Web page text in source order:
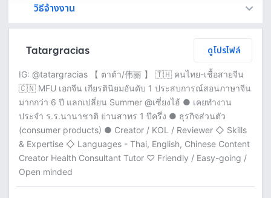
วิธีจ้างงาน
Tatargracias ดูโปรไฟล์
IG: @tatargracias 【 ตาต้า/伟丽 】 🇹🇭 คนไทย-เชื้อสายจีน
🇨🇳 MFU เอกจีน เกียรตินิยมอันดับ 1 ประสบการณ์สอนภาษาจีน
มากกว่า 6 ปี แลกเปลี่ยน Summer @เซี่ยงไฮ้ ● เคยทำงาน
ประจำ ร.ร.นานาชาติ ย่านสาทร 1 ปีครึ่ง ● ธุรกิจส่วนตัว
(consumer products) ● Creator / KOL / Reviewer ◇ Skills
& Expertise ◇ Languages - Thai, English, Chinese Content
Creator Health Consultant Tutor ♡ Friendly / Easy-going /
Open minded